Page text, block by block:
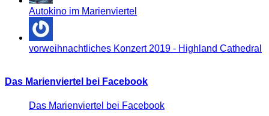
Autokino im Marienviertel
vorweihnachtliches Konzert 2019 - Highland Cathedral
Das Marienviertel bei Facebook
Das Marienviertel bei Facebook